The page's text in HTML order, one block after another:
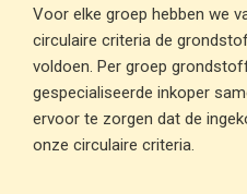
Voor elke groep hebben we
circulaire criteria de
voldoen. Per groep
gespecialiseerde inkoper
ervoor te zorgen dat de
onze circulaire criteria.